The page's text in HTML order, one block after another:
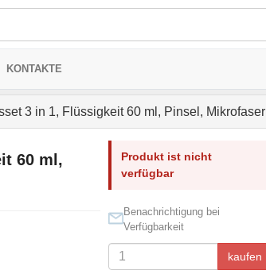
KONTAKTE
3 in 1, Flüssigkeit 60 ml, Pinsel, Mikrofaser
60 ml,
Produkt ist nicht
verfügbar
Benachrichtigung bei
Verfügbarkeit
kaufen